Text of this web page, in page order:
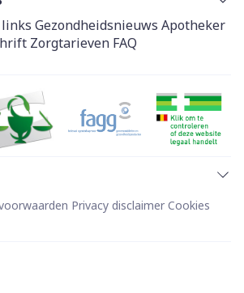
Gezondheidsnieuws Apotheker
Zorgtarieven FAQ
Privacy disclaimer Cookies